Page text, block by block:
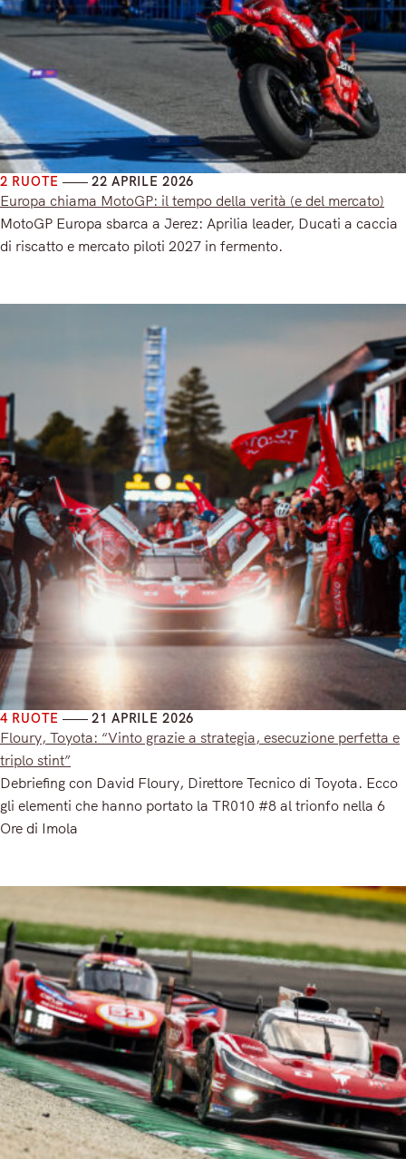
2 RUOTE 22 APRILE 2026
Europa chiama MotoGP: il tempo della verità (e del mercato)
MotoGP Europa sbarca a Jerez: Aprilia leader, Ducati a caccia
di riscatto e mercato piloti 2027 in fermento.
4 RUOTE 21 APRILE 2026
Floury, Toyota: “Vinto grazie a strategia, esecuzione perfetta e
triplo stint”
Debriefing con David Floury, Direttore Tecnico di Toyota. Ecco
gli elementi che hanno portato la TR010 #8 al trionfo nella 6
Ore di Imola